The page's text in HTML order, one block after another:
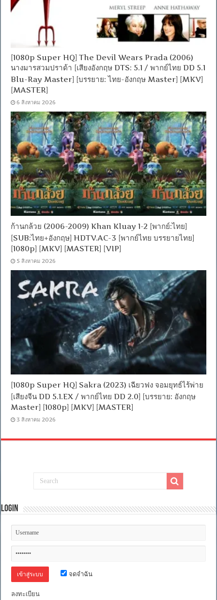
[1080p Super HQ] The Devil Wears Prada (2006)
นางมารสวมปราด้า [เสียงอังกฤษ DTS: 5.1 / พากย์ไทย DD 5.1
Blu-Ray Master] [บรรยาย: ไทย-อังกฤษ Master] [MKV]
[MASTER]
6 สิงหาคม 2026
ก้านกล้วย (2006-2009) Khan Kluay 1-2 [พากย์:ไทย]
[SUB:ไทย+อังกฤษ] HDTV.AC-3 [พากย์ไทย บรรยายไทย]
[1080p] [MKV] [MASTER] [VIP]
5 สิงหาคม 2026
[1080p Super HQ] Sakra (2023) เฉียวฟง จอมยุทธ์ไร้พ่าย
[เสียงจีน DD 5.1.EX / พากย์ไทย DD 2.0] [บรรยาย: อังกฤษ
Master] [1080p] [MKV] [MASTER]
3 สิงหาคม 2026
Login
จดจำฉัน
ลงทะเบียน